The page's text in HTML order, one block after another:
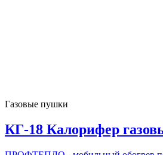
Газовые пушки
КГ-18 Калорифер